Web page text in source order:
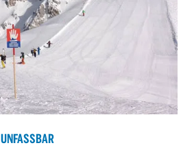
UNFASSBAR